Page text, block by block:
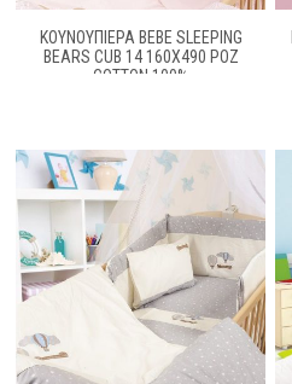
ΚΟΥΝΟΥΠΙΕΡΑ BEBE SLEEPING
BEARS CUB 14 160X490 ΡΟΖ
COTTON 100%